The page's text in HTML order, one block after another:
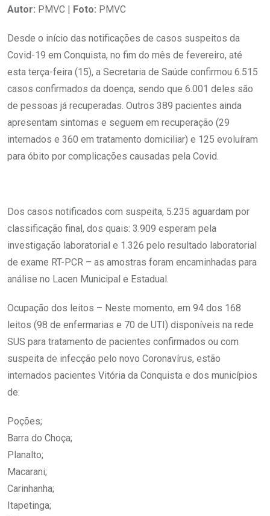
Autor: PMVC | Foto: PMVC
Desde o início das notificações de casos suspeitos da
Covid-19 em Conquista, no fim do mês de fevereiro, até
esta terça-feira (15), a Secretaria de Saúde confirmou 6.515
casos confirmados da doença, sendo que 6.001 deles são
de pessoas já recuperadas. Outros 389 pacientes ainda
apresentam sintomas e seguem em recuperação (29
internados e 360 em tratamento domiciliar) e 125 evoluíram
para óbito por complicações causadas pela Covid.
Dos casos notificados com suspeita, 5.235 aguardam por
classificação final, dos quais: 3.909 esperam pela
investigação laboratorial e 1.326 pelo resultado laboratorial
de exame RT-PCR – as amostras foram encaminhadas para
análise no Lacen Municipal e Estadual.
Ocupação dos leitos – Neste momento, em 94 dos 168
leitos (98 de enfermarias e 70 de UTI) disponíveis na rede
SUS para tratamento de pacientes confirmados ou com
suspeita de infecção pelo novo Coronavírus, estão
internados pacientes Vitória da Conquista e dos municípios
de:
Poções;
Barra do Choça;
Planalto;
Macarani;
Carinhanha;
Itapetinga;